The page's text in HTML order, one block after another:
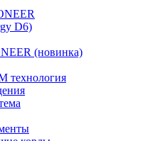
D6)
(новинка)
технология